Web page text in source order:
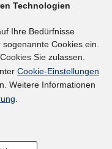
Technologien
Ihre Bedürfnisse
Cookies ein.
Sie zulassen.
Cookie-Einstellungen
Weitere Informationen
.